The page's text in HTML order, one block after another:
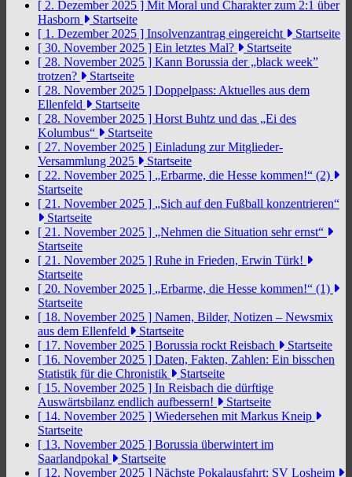
[ 2. Dezember 2025 ] Mit Moral und Charakter zum 2:1 über
Hasborn
Startseite
[ 1. Dezember 2025 ] Insolvenzantrag eingereicht
Startseite
[ 30. November 2025 ] Ein letztes Mal?
Startseite
[ 28. November 2025 ] Kann Borussia der „black week”
trotzen?
Startseite
[ 28. November 2025 ] Doppelpass: Aktuelles aus dem
Ellenfeld
Startseite
[ 28. November 2025 ] Horst Buhtz und das „Ei des
Kolumbus“
Startseite
[ 27. November 2025 ] Einladung zur Mitglieder-
Versammlung 2025
Startseite
[ 22. November 2025 ] „Erbarme, die Hesse kommen!“ (2)
Startseite
[ 21. November 2025 ] „Sich auf den Fußball konzentrieren“
Startseite
[ 21. November 2025 ] „Nehmen die Situation sehr ernst“
Startseite
[ 21. November 2025 ] Ruhe in Frieden, Erwin Türk!
Startseite
[ 20. November 2025 ] „Erbarme, die Hesse kommen!“ (1)
Startseite
[ 18. November 2025 ] Namen, Bilder, Notizen – Newsmix
aus dem Ellenfeld
Startseite
[ 17. November 2025 ] Borussia rockt Reisbach
Startseite
[ 16. November 2025 ] Daten, Fakten, Zahlen: Ein bisschen
Statistik für die Chronistik
Startseite
[ 15. November 2025 ] In Reisbach die dürftige
Auswärtsbilanz endlich aufbessern!
Startseite
[ 14. November 2025 ] Wiedersehen mit Markus Kneip
Startseite
[ 13. November 2025 ] Borussia überwintert im
Saarlandpokal
Startseite
[ 12. November 2025 ] Nächste Pokalausfahrt: SV Losheim